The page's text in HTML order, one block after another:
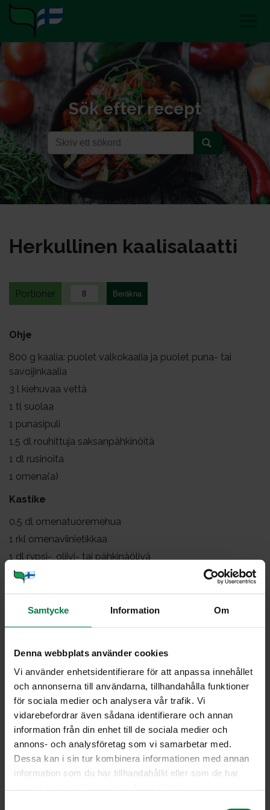
Samtycke Information Om
Denna webbplats använder cookies
Vi använder enhetsidentifierare för att anpassa innehållet
och annonserna till användarna, tillhandahålla funktioner
för sociala medier och analysera vår trafik. Vi
vidarebefordrar även sådana identifierare och annan
information från din enhet till de sociala medier och
annons- och analysföretag som vi samarbetar med.
Dessa kan i sin tur kombinera informationen med annan
information som du har tillhandahållit eller som de har
Sök efter recept
Her­kul­li­nen kaa­li­sa­laat­ti
Portioner
Ohje
800 g kaalia: puolet valkokaalia ja puolet puna- tai
savoijinkaalia
3 l kiehuvaa vettä
1 tl suolaa
1 punasipuli
1.5 dl rouhittuja saksanpähkinöitä
1 dl rusinoita
1 omena(a)
Kastike
0.5 dl omenatuoremehua
1 rkl omenaviinietikkaa
1dl rypsi-, oliivi- tai pähkinäöljyä
suolaa
mustapippuria myllystä
tilkka hunajaa
veitsellä, juustohöylällä tai monitoimikoneessa.
Kuumenna suolalla maustettu vesi kiehuvaksi. Pane
kaalisuikaleet siivilään ja kaada kiehuva vesi päälle.
Anna veden valua saman tien pois.
Kumoa kaalisuikaleet kulhoon.
Kuori, puolita ja leikkaa sipulit mahdollisimman ohuiksi
suikaleiksi. Puolita omenat ja poista siemenkodat.
Leikkaa omenat ohuiksi viipaleiksi.